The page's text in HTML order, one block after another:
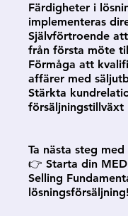
Färdigheter i
implementeras
Självförtroende
från första möte
Förmåga att
affärer med
Stärkta
försäljningstillväxt
Ta nästa steg
👉 Starta din
Selling
lösningsförsäljning!